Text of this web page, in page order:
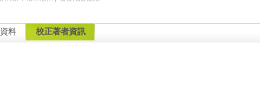
料 校正著者資訊